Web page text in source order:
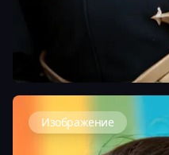
Изображение